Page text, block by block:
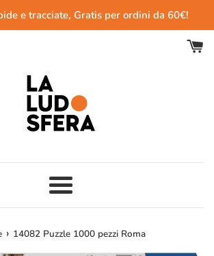
e tracciate, Gratis per ordini da 60€!
Menu
› 14082 Puzzle 1000 pezzi Roma